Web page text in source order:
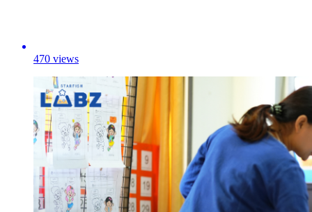
470 views